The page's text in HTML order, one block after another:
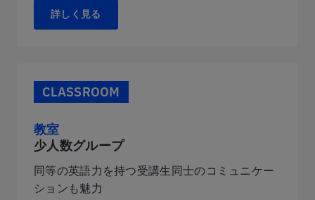
詳しく見る
CLASSROOM
教室
少人数グループ
同等の英語力を持つ受講生同士のコミュニケー
ションも魅力